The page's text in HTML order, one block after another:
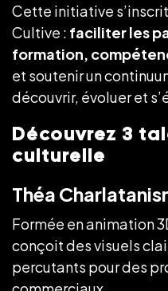
Cette initiative
Cultive : faciliter les
formation,
et soutenir un
découvrir, évoluer et
Découvrez 3
culturelle
Théa
Formée en animation
conçoit des visuels
percutants pour des